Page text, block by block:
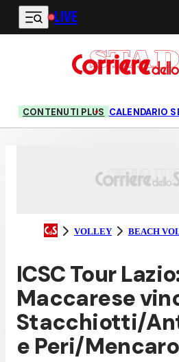
Vai al contenuto principale
LIVE
CONTENUTI PLUS CALENDARIO
VOLLEY BEACH
ICSC Tour
Maccarese
Stacchiotti/
e Peri/